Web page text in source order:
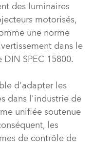
des luminaires
motorisés,
une norme
dans le
SPEC 15800.
d'adapter les
dans l'industrie de
unifiée soutenue
les
de contrôle de